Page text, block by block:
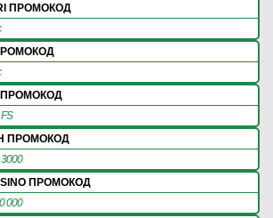
ПРОМОКОД
ПРОМОКОД
ПРОМОКОД
ПРОМОКОД
000